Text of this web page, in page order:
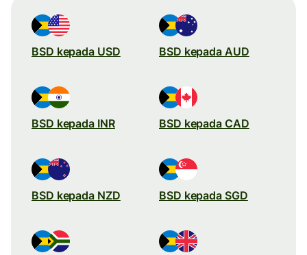
BSD kepada USD BSD kepada AUD
BSD kepada INR BSD kepada CAD
BSD kepada NZD BSD kepada SGD